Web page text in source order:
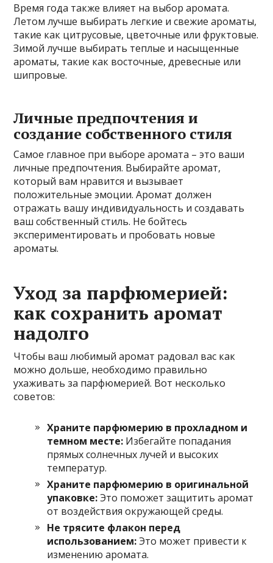
Время года также влияет на выбор аромата.
Летом лучше выбирать легкие и свежие ароматы,
такие как цитрусовые, цветочные или фруктовые.
Зимой лучше выбирать теплые и насыщенные
ароматы, такие как восточные, древесные или
шипровые.
Личные предпочтения и
создание собственного стиля
Самое главное при выборе аромата – это ваши
личные предпочтения. Выбирайте аромат,
который вам нравится и вызывает
положительные эмоции. Аромат должен
отражать вашу индивидуальность и создавать
ваш собственный стиль. Не бойтесь
экспериментировать и пробовать новые
ароматы.
Уход за парфюмерией:
как сохранить аромат
надолго
Чтобы ваш любимый аромат радовал вас как
можно дольше, необходимо правильно
ухаживать за парфюмерией. Вот несколько
советов:
Храните парфюмерию в прохладном и
темном месте: Избегайте попадания
прямых солнечных лучей и высоких
температур.
Храните парфюмерию в оригинальной
упаковке:Это поможет защитить аромат
от воздействия окружающей среды.
Не трясите флакон перед
использованием:Это может привести к
изменению аромата.